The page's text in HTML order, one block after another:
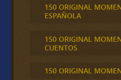
150 ORIGINAL
ESPAÑOLA
150 ORIGINAL
CUENTOS
150 ORIGINAL